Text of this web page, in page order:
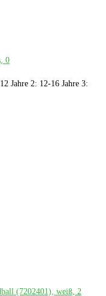
0
Jahre 2: 12-16 Jahre 3:
(7202401), weiß, 2